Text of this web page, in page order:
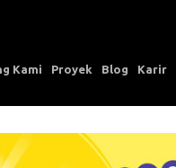
Kami Proyek Blog Karir